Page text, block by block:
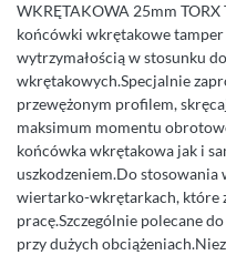
WKRĘTAKOWA 25mm
końcówki wkrętakowe
wytrzymałością w stosunku
wkrętakowych.Specjalnie
przewężonym profilem,
maksimum momentu
końcówka wkrętakowa jak i
uszkodzeniem.Do
wiertarko-wkrętarkach, które
pracę.Szczególnie polecane
przy dużych